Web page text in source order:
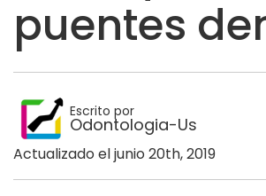
puentes
Escrito por
Odontologia-Us
Actualizado el junio 20th, 2019